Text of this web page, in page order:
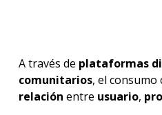
A través de plataformas
comunitarios, el
relación entre usuario,